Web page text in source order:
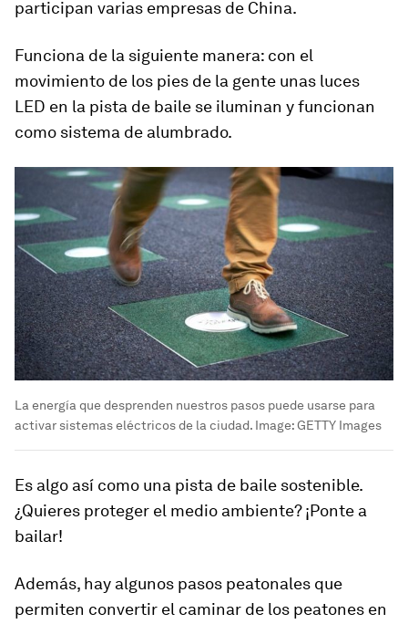
participan varias empresas de China.
Funciona de la siguiente manera: con el
movimiento de los pies de la gente unas luces
LED en la pista de baile se iluminan y funcionan
como sistema de alumbrado.
La energía que desprenden nuestros pasos puede usarse para
activar sistemas eléctricos de la ciudad. Image:GETTY Images
Es algo así como una pista de baile sostenible.
¿Quieres proteger el medio ambiente? ¡Ponte a
bailar!
Además, hay algunos pasos peatonales que
permiten convertir el caminar de los peatones en